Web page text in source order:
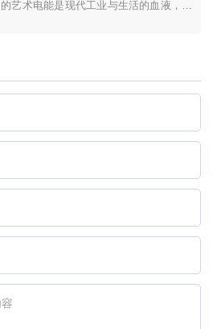
供全方位的配电解决方案。
的艺术电能是现代工业与生活的血液，而
计，为各类建筑、基础设施和工业项目提